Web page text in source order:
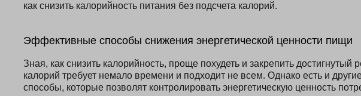
как снизить калорийность питания без подсчета калорий.
Эффективные способы снижения энергетической ценности пищи
Зная, как снизить калорийность, проще похудеть и закрепить достигнутый
калорий требует немало времени и подходит не всем. Однако есть и
способы, которые позволят контролировать энергетическую ценность